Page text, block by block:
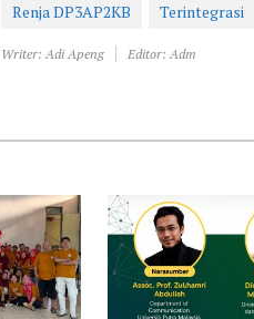
Renja DP3AP2KB
Terintegrasi
Writer: Adi Apeng Editor: Adm